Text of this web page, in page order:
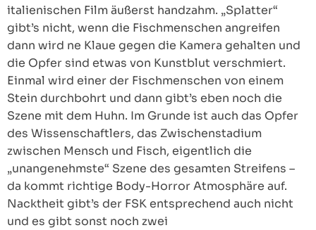
italienischen Film äußerst handzahm. „Splatter“
gibt’s nicht, wenn die Fischmenschen angreifen
dann wird ne Klaue gegen die Kamera gehalten und
die Opfer sind etwas von Kunstblut verschmiert.
Einmal wird einer der Fischmenschen von einem
Stein durchbohrt und dann gibt’s eben noch die
Szene mit dem Huhn. Im Grunde ist auch das Opfer
des Wissenschaftlers, das Zwischenstadium
zwischen Mensch und Fisch, eigentlich die
„unangenehmste“ Szene des gesamten Streifens –
da kommt richtige Body-Horror Atmosphäre auf.
Nacktheit gibt’s der FSK entsprechend auch nicht
und es gibt sonst noch zwei